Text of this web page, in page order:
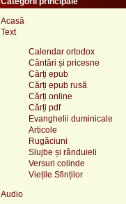
Acasă
Text
Calendar ortodox
Cântări și pricesne
Cărți epub
Cărți epub rusă
Cărți online
Cărți pdf
Evanghelii duminicale
Articole
Rugăciuni
Slujbe și rânduieli
Versuri colinde
Viețile Sfinților
Audio